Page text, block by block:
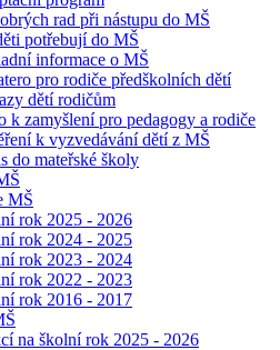
rad při nástupu do MŠ
potřebují do MŠ
informace o MŠ
pro rodiče předškolních dětí
dětí rodičům
k zamyšlení pro pedagogy a rodiče
k vyzvedávání dětí z MŠ
do mateřské školy
MŠ
rok 2025 - 2026
rok 2024 - 2025
rok 2023 - 2024
rok 2022 - 2023
rok 2016 - 2017
na školní rok 2025 - 2026